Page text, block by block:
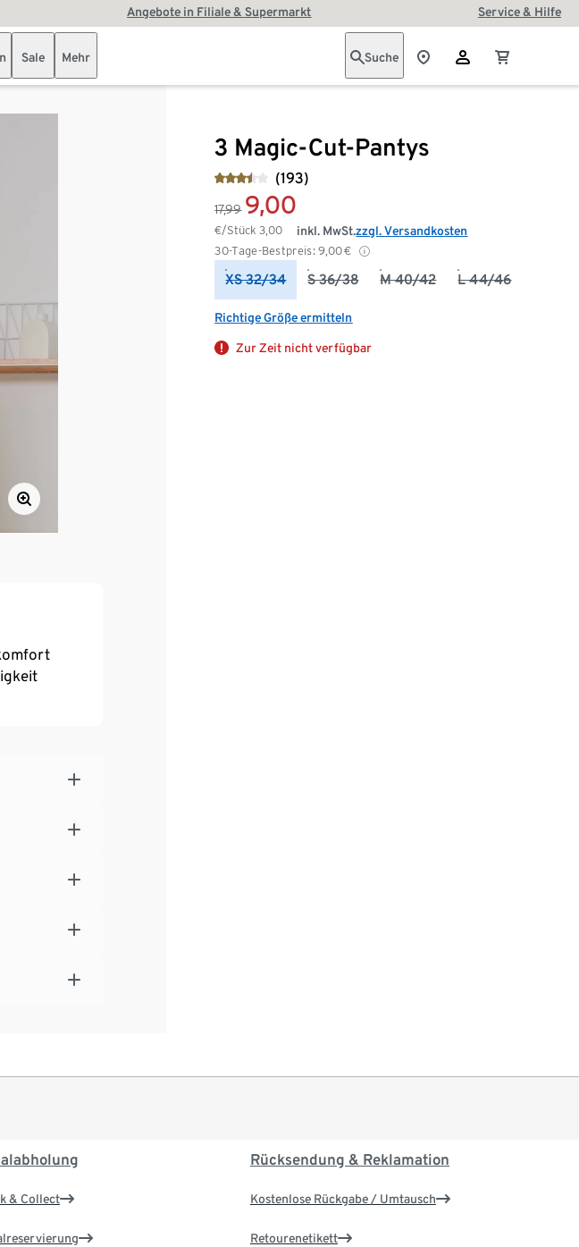
Angebote in Filiale & Supermarkt Service & Hilfe
Sale Mehr Suche
3 Magic-Cut-Pantys
(193)
17,99 9,00
€/Stück3,00
30-Tage-Bestpreis: 9,00€
inkl. MwSt.zzgl. Versandkosten
XS 32/34 S 36/38 M 40/42 L 44/46
Richtige Größe ermitteln
Zur Zeit nicht verfügbar
& Collect
Rücksendung & Reklamation
Kostenlose Rückgabe / Umtausch
Retourenetikett